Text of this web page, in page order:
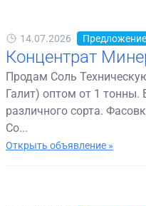
14.07.2026 Предложение
Концентрат
Продам Соль
Галит) оптом от 1
различного сорта.
Со...
Открыть объявление »